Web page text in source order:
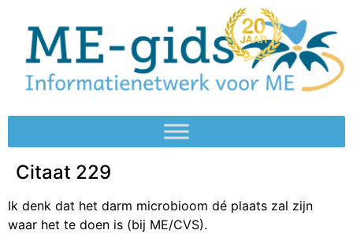
Citaat 229
Ik denk dat het darm microbioom dé plaats zal zijn
waar het te doen is (bij ME/CVS).